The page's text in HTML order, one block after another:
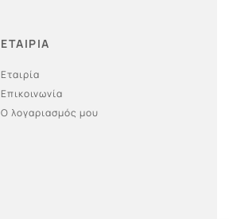
ΕΤΑΙΡΙΑ
Εταιρία
Επικοινωνία
Ο λογαριασμός μου